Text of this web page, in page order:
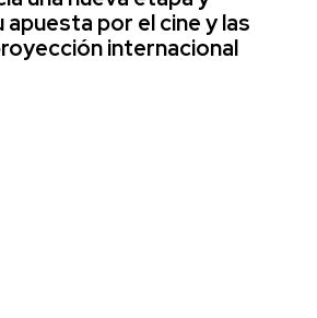
por el cine y las
internacional